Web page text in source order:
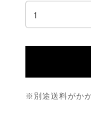
※別途送料がかか